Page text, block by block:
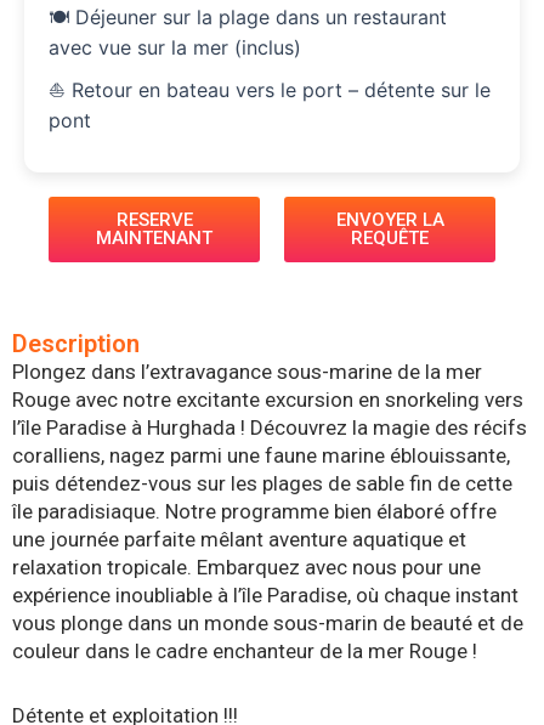
🍽️ Déjeuner sur la plage dans un restaurant
avec vue sur la mer (inclus)
⛵ Retour en bateau vers le port – détente sur le
pont
RESERVE
MAINTENANT
ENVOYER LA
REQUÊTE
Description
Plongez dans l’extravagance sous-marine de la mer
Rouge avec notre excitante excursion en snorkeling vers
l’île Paradise à Hurghada ! Découvrez la magie des récifs
coralliens, nagez parmi une faune marine éblouissante,
puis détendez-vous sur les plages de sable fin de cette
île paradisiaque. Notre programme bien élaboré offre
une journée parfaite mêlant aventure aquatique et
relaxation tropicale. Embarquez avec nous pour une
expérience inoubliable à l’île Paradise, où chaque instant
vous plonge dans un monde sous-marin de beauté et de
couleur dans le cadre enchanteur de la mer Rouge !
Détente et exploitation !!!